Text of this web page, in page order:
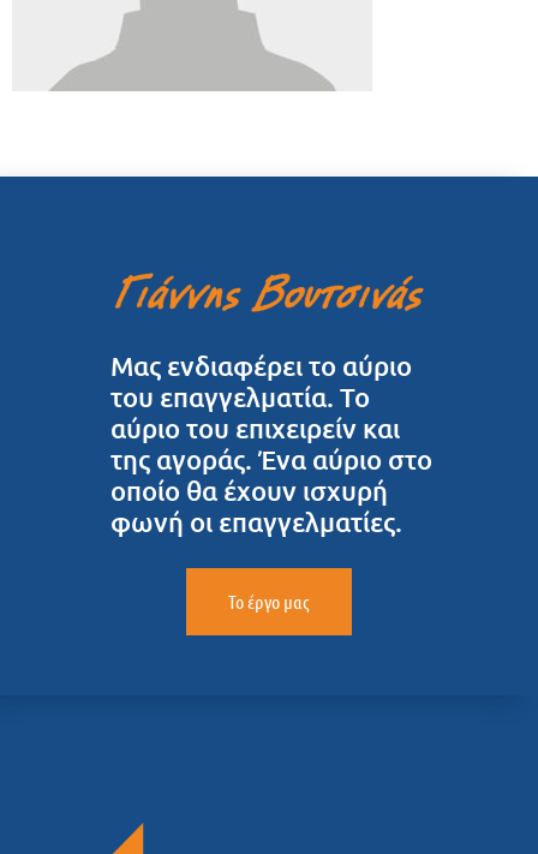
Μας ενδιαφέρει το αύριο
του επαγγελματία. Το
αύριο του επιχειρείν και
της αγοράς. Ένα αύριο στο
οποίο θα έχουν ισχυρή
φωνή οι επαγγελματίες.
Το έργο μας